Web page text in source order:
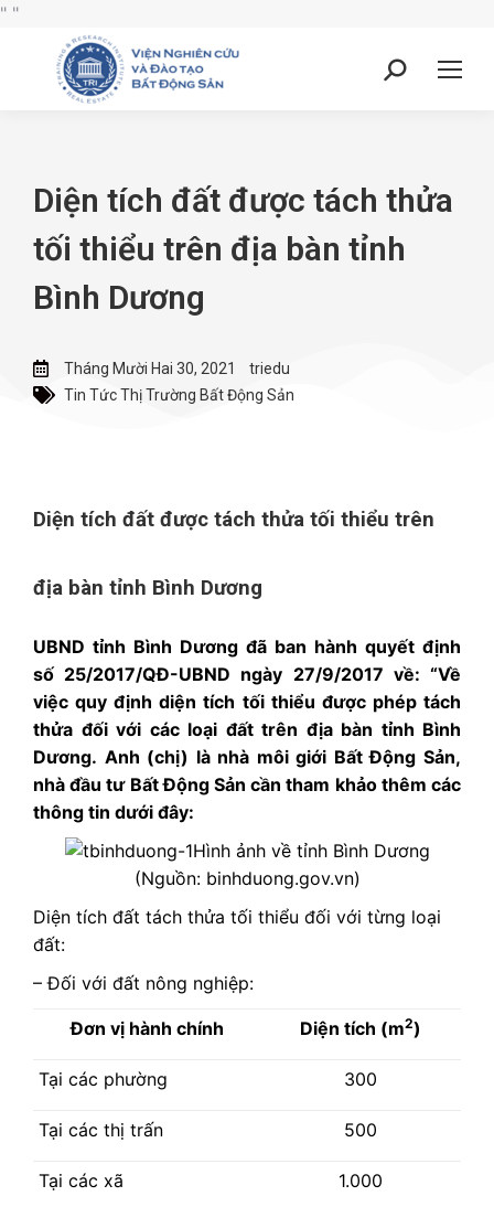
" "
Diện tích đất được tách thửa
tối thiểu trên địa bàn tỉnh
Bình Dương
Tháng Mười Hai 30, 2021
triedu
Tin Tức Thị Trường Bất Động Sản
Diện tích đất được tách thửa tối thiểu trên
địa bàn tỉnh Bình Dương
UBND tỉnh Bình Dương đã ban hành quyết định
số 25/2017/QĐ-UBND ngày 27/9/2017 về: “Về
việc quy định diện tích tối thiểu được phép tách
thửa đối với các loại đất trên địa bàn tỉnh Bình
Dương. Anh (chị) là nhà môi giới Bất Động Sản,
nhà đầu tư Bất Động Sản cần tham khảo thêm các
thông tin dưới đây:
Hình ảnh về tỉnh Bình Dương
(Nguồn: binhduong.gov.vn)
Diện tích đất tách thửa tối thiểu đối với từng loại
đất:
– Đối với đất nông nghiệp:
Đơn vị hành chính Diện tích (m2)
Tại các phường 300
Tại các thị trấn 500
Tại các xã 1.000